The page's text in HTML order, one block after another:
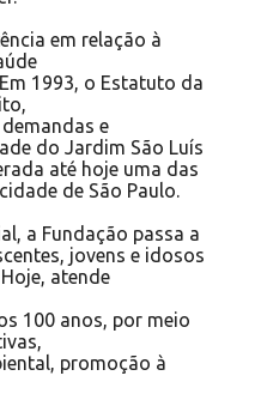
em relação à
1993, o Estatuto da
e
do Jardim São Luís
até hoje uma das
de São Paulo.
a Fundação passa a
jovens e idosos
atende
100 anos, por meio
promoção à